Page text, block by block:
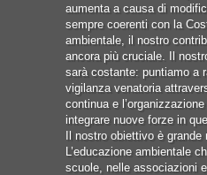
aumenta a causa di
sempre coerenti con la
ambientale, il nostro
ancora più cruciale. Il
sarà costante: puntiamo a
vigilanza venatoria
continua e
integrare nuove forze in
Il nostro obiettivo è
L’educazione ambientale
scuole, nelle associazioni